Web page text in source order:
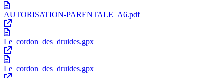
AUTORISATION-PARENTALE_A6.pdf
Le_cordon_des_druides.gpx
Le_cordon_des_druides.gpx